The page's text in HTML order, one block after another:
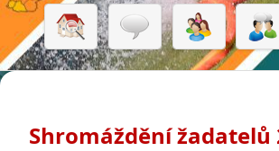
Shromáždění žadatelů